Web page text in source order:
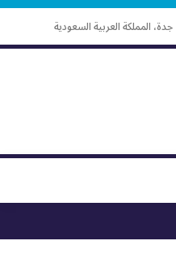
جدة، المملكة العربية السعودية